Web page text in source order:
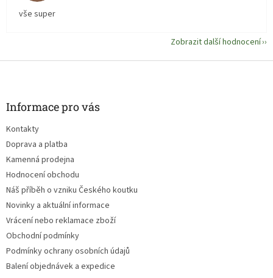
vše super
Zobrazit další hodnocení
Informace pro vás
Kontakty
Doprava a platba
Kamenná prodejna
Hodnocení obchodu
Náš příběh o vzniku Českého koutku
Novinky a aktuální informace
Vrácení nebo reklamace zboží
Obchodní podmínky
Podmínky ochrany osobních údajů
Balení objednávek a expedice